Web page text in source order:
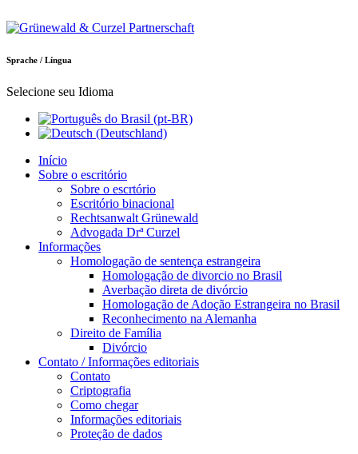
Sprache / Língua
Selecione seu Idioma
Início
Sobre o escritório
Sobre o escrtório
Escritório binacional
Rechtsanwalt Grünewald
Advogada Drª Curzel
Informações
Homologação de sentença estrangeira
Homologação de divorcio no Brasil
Averbação direta de divórcio
Homologação de Adoção Estrangeira no Brasil
Reconhecimento na Alemanha
Direito de Família
Divórcio
Contato / Informações editoriais
Contato
Criptografia
Como chegar
Informações editoriais
Proteção de dados